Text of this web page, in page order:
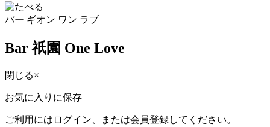
バー ギオン ワン ラブ
Bar 祇園 One Love
閉じる×
お気に入りに保存
ご利用にはログイン、または会員登録してください。